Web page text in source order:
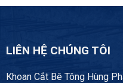
LIÊN HỆ CHÚNG TÔI
Khoan Cắt Bê Tông Hùng